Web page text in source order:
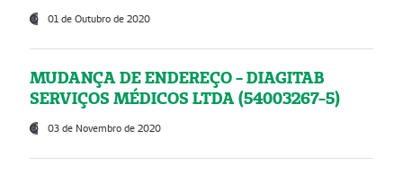
01 de Outubro de 2020
MUDANÇA DE ENDEREÇO - DIAGITAB
SERVIÇOS MÉDICOS LTDA (54003267-5)
03 de Novembro de 2020